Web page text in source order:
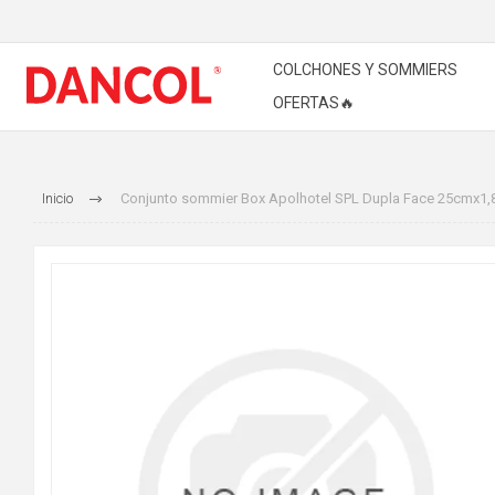
COLCHONES Y SOMMIERS
OFERTAS🔥
Inicio Conjunto sommier Box Apolhotel SPL Dupla Face